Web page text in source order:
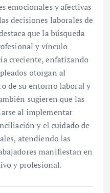
emocionales y afectivas
decisiones laborales de
que la búsqueda
y vínculo
creciente, enfatizando
otorgan al
de su entorno laboral y
sugieren que las
al implementar
y el cuidado de
atendiendo las
manifiestan en
y profesional.